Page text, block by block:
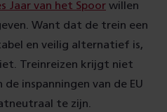
Jaar van het Spoor willen
Want dat de trein een
en veilig alternatief is,
Treinreizen krijgt niet
inspanningen van de EU
te zijn.